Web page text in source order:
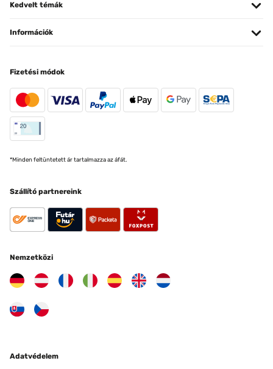
Kedvelt témák
Információk
Fizetési módok
*Minden feltüntetett ár tartalmazza az áfát.
Szállító partnereink
Nemzetközi
Adatvédelem